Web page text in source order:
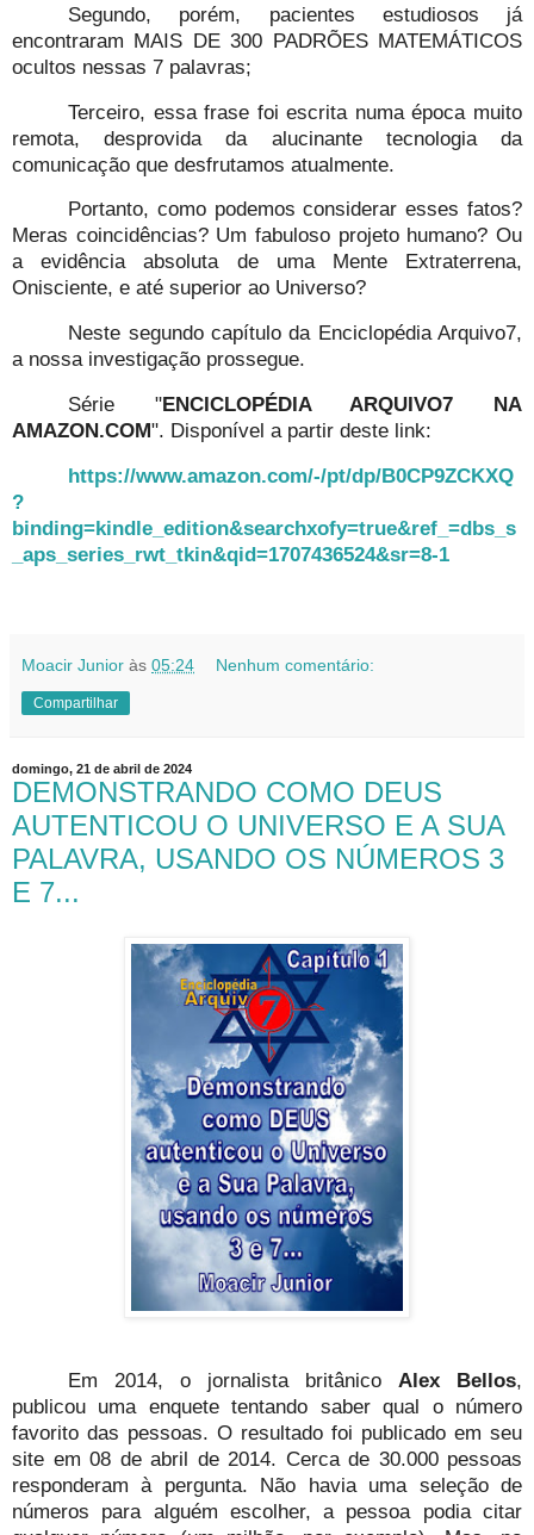
Segundo, porém, pacientes estudiosos já
encontraram MAIS DE 300 PADRÕES MATEMÁTICOS
ocultos nessas 7 palavras;
Terceiro, essa frase foi escrita numa época muito
remota, desprovida da alucinante tecnologia da
comunicação que desfrutamos atualmente.
Portanto, como podemos considerar esses fatos?
Meras coincidências? Um fabuloso projeto humano? Ou
a evidência absoluta de uma Mente Extraterrena,
Onisciente, e até superior ao Universo?
Neste segundo capítulo da Enciclopédia Arquivo7,
a nossa investigação prossegue.
Série "ENCICLOPÉDIA ARQUIVO7 NA
AMAZON.COM". Disponível a partir deste link:
https://www.amazon.com/-/pt/dp/B0CP9ZCKXQ
?
binding=kindle_edition&searchxofy=true&ref_=dbs_s
_aps_series_rwt_tkin&qid=1707436524&sr=8-1
Moacir Junior às 05:24 Nenhum comentário:
Compartilhar
domingo, 21 de abril de 2024
DEMONSTRANDO COMO DEUS
AUTENTICOU O UNIVERSO E A SUA
PALAVRA, USANDO OS NÚMEROS 3
E 7...
Em 2014, o jornalista britânicoAlex Bellos,
publicou uma enquete tentando saber qual o número
favorito das pessoas. O resultado foi publicado em seu
site em 08 de abril de 2014. Cerca de 30.000 pessoas
responderam à pergunta. Não havia uma seleção de
números para alguém escolher, a pessoa podia citar